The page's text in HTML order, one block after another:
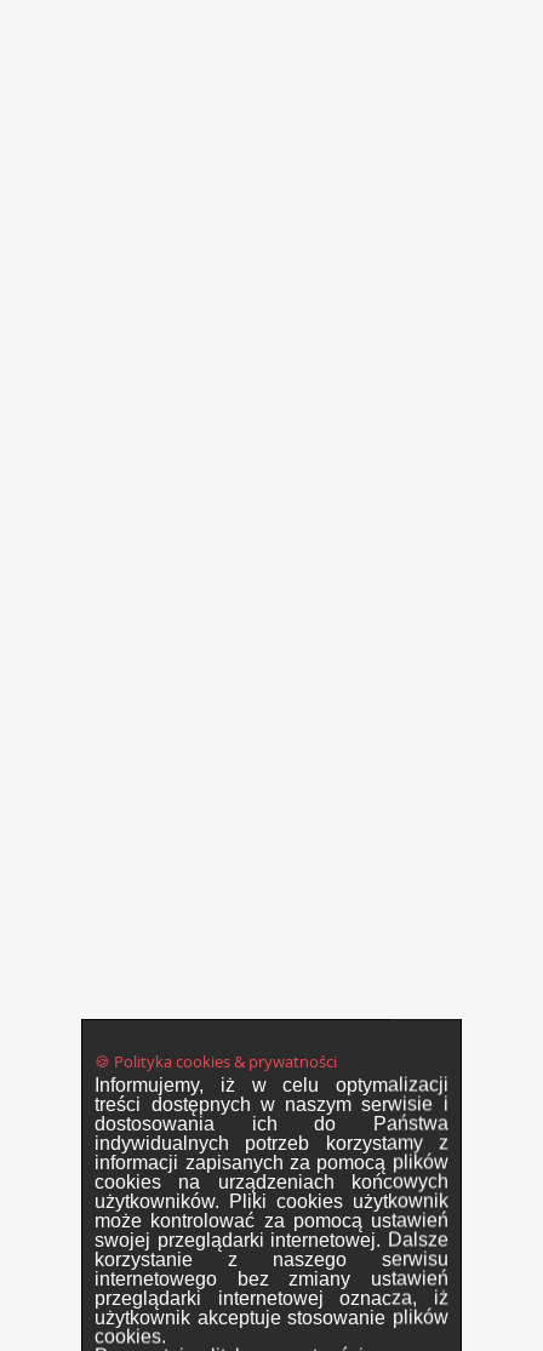
🍪 Polityka cookies & prywatności
Informujemy, iż w celu optymalizacji
treści dostępnych w naszym serwisie i
dostosowania ich do Państwa
indywidualnych potrzeb korzystamy z
informacji zapisanych za pomocą plików
cookies na urządzeniach końcowych
użytkowników. Pliki cookies użytkownik
może kontrolować za pomocą ustawień
swojej przeglądarki internetowej. Dalsze
korzystanie z naszego serwisu
internetowego bez zmiany ustawień
przeglądarki internetowej oznacza, iż
użytkownik akceptuje stosowanie plików
cookies.